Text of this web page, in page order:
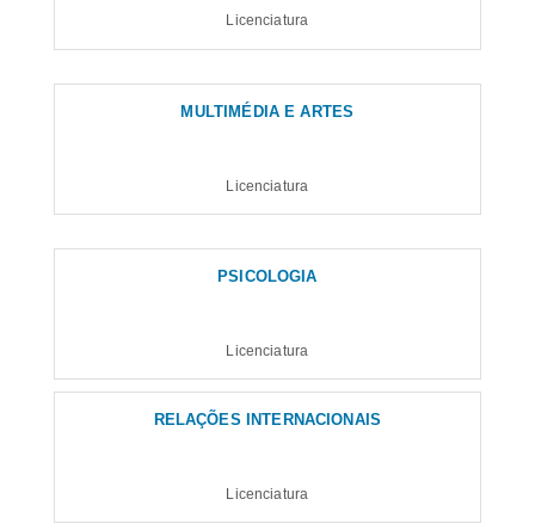
Licenciatura
MULTIMÉDIA E ARTES
Licenciatura
PSICOLOGIA
Licenciatura
RELAÇÕES INTERNACIONAIS
Licenciatura